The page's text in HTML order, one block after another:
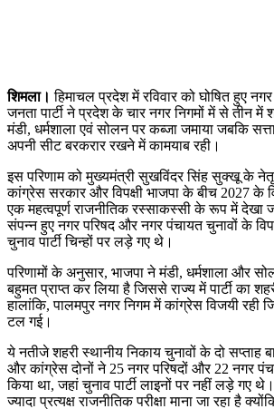
शिमला। हिमाचल प्रदेश में रविवार को घोषित हुए
जनता पार्टी ने प्रदेश के चार नगर निगमों में से तीन में
मंडी, धर्मशाला एवं सोलन पर कब्जा जमाया जबकि
अपनी सीट बरकरार रखने में कामयाब रही।
इस परिणाम को मुख्यमंत्री सुखविंदर सिंह सुक्खू के
कांग्रेस सरकार और विपक्षी भाजपा के बीच 2027 के
एक महत्वपूर्ण राजनीतिक रस्साकस्सी के रूप में देखा
संपन्न हुए नगर परिषद और नगर पंचायत चुनावों के
चुनाव पार्टी चिन्हों पर लड़े गए थे।
परिणामों के अनुसार, भाजपा ने मंडी, धर्मशाला और
बहुमत प्राप्त कर लिया है जिससे राज्य में पार्टी का
हालांकि, पालमपुर नगर निगम में कांग्रेस विजयी रही
टल गई।
ये नतीजे शहरी स्थानीय निकाय चुनावों के दो सप्ताह
और कांग्रेस दोनों ने 25 नगर परिषदों और 22 नगर
किया था, जहां चुनाव पार्टी लाइनों पर नहीं लड़े गए
ज्यादा प्रत्यक्ष राजनीतिक परीक्षा माना जा रहा है